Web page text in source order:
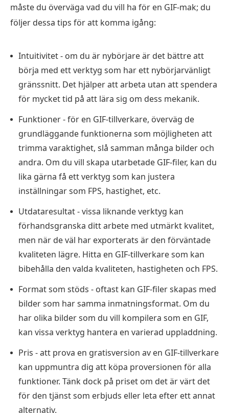
måste du överväga vad du vill ha för en GIF-mak; du
följer dessa tips för att komma igång:
Intuitivitet - om du är nybörjare är det bättre att
börja med ett verktyg som har ett nybörjarvänligt
gränssnitt. Det hjälper att arbeta utan att spendera
för mycket tid på att lära sig om dess mekanik.
Funktioner - för en GIF-tillverkare, överväg de
grundläggande funktionerna som möjligheten att
trimma varaktighet, slå samman många bilder och
andra. Om du vill skapa utarbetade GIF-filer, kan du
lika gärna få ett verktyg som kan justera
inställningar som FPS, hastighet, etc.
Utdataresultat - vissa liknande verktyg kan
förhandsgranska ditt arbete med utmärkt kvalitet,
men när de väl har exporterats är den förväntade
kvaliteten lägre. Hitta en GIF-tillverkare som kan
bibehålla den valda kvaliteten, hastigheten och FPS.
Format som stöds - oftast kan GIF-filer skapas med
bilder som har samma inmatningsformat. Om du
har olika bilder som du vill kompilera som en GIF,
kan vissa verktyg hantera en varierad uppladdning.
Pris - att prova en gratisversion av en GIF-tillverkare
kan uppmuntra dig att köpa proversionen för alla
funktioner. Tänk dock på priset om det är värt det
för den tjänst som erbjuds eller leta efter ett annat
alternativ.